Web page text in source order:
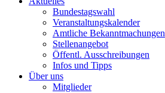
Bundestagswahl
Veranstaltungskalender
Amtliche Bekanntmachungen
Stellenangebot
Öffentl. Ausschreibungen
Infos und Tipps
Über uns
Mitglieder